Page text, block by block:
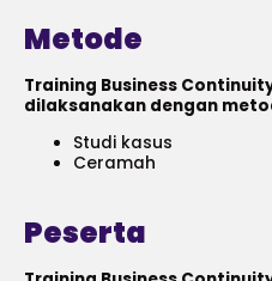
Metode
Training Business
dilaksanakan dengan
Studi kasus
Ceramah
Peserta